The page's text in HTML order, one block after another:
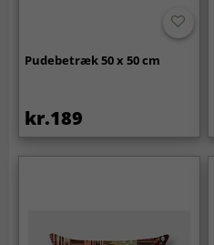
Pudebetræk 50 x 50 cm
kr.189